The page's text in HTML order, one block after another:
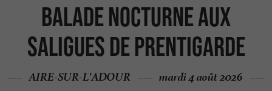
Balade nocturne aux
Saligues de Prentigarde
AIRE-SUR-L'ADOUR mardi 4 août 2026